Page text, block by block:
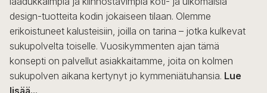
design-tuotteita kodin jokaiseen tilaan. Olemme
erikoistuneet kalusteisiin, joilla on tarina – jotka kulkevat
sukupolvelta toiselle. Vuosikymmenten ajan tämä
konsepti on palvellut asiakkaitamme, joita on kolmen
sukupolven aikana kertynyt jo kymmeniätuhansia. Lue